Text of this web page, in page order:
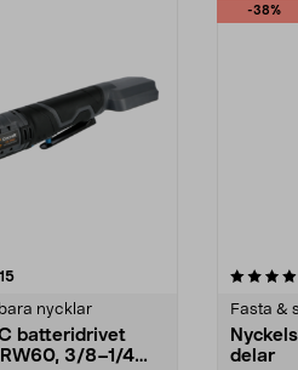
15recensioner
nycklar
batteridrivet
3/8–1/4
-38%
av 5 stjärnor
Fasta &
delar